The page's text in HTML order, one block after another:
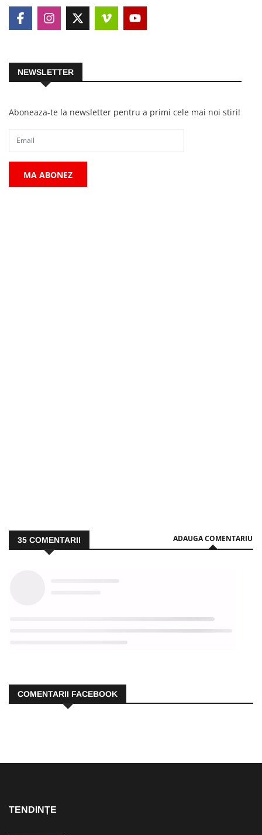
NEWSLETTER
Aboneaza-te la newsletter pentru a primi cele mai noi stiri!
MA ABONEZ
35 COMENTARII ADAUGA COMENTARIU
COMENTARII FACEBOOK
TENDINȚE